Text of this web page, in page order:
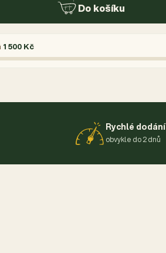
Do košíku
1 500 Kč
Rychlé dodání
obvykle do 2 dnů